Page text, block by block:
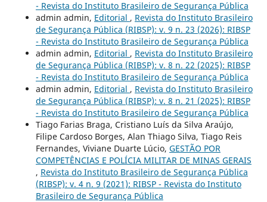
- Revista do Instituto Brasileiro de Segurança Pública
admin admin, Editorial , Revista do Instituto Brasileiro
de Segurança Pública (RIBSP): v. 9 n. 23 (2026): RIBSP
- Revista do Instituto Brasileiro de Segurança Pública
admin admin, Editorial , Revista do Instituto Brasileiro
de Segurança Pública (RIBSP): v. 8 n. 22 (2025): RIBSP
- Revista do Instituto Brasileiro de Segurança Pública
admin admin, Editorial , Revista do Instituto Brasileiro
de Segurança Pública (RIBSP): v. 8 n. 21 (2025): RIBSP
- Revista do Instituto Brasileiro de Segurança Pública
Tiago Farias Braga, Cristiano Luís da Silva Araújo,
Filipe Cardoso Borges, Alan Thiago Silva, Tiago Reis
Fernandes, Viviane Duarte Lúcio, GESTÃO POR
COMPETÊNCIAS E POLÍCIA MILITAR DE MINAS GERAIS
, Revista do Instituto Brasileiro de Segurança Pública
(RIBSP): v. 4 n. 9 (2021): RIBSP - Revista do Instituto
Brasileiro de Segurança Pública